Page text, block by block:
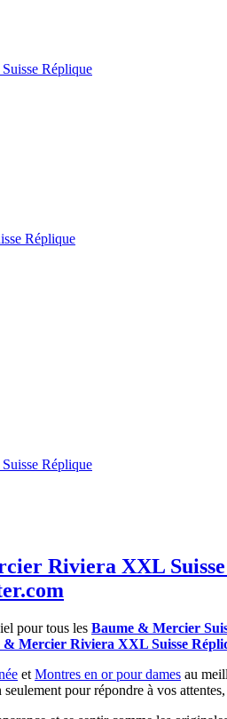
Réplique
Réplique
Réplique
Riviera XXL
pour tous les Baume & Mercier
Mercier Riviera XXL Suisse
et Montres en or pour dames au
pour répondre à vos